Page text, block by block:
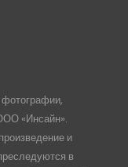
«Инсайн».
и
в